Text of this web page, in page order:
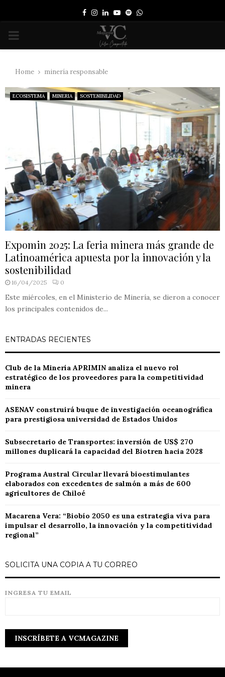
Facebook
Instagram
LinkedinYoutube
SpotifyWhatsapp
PRIMARY
Home minería responsable
ECOSISTEMA MINERIA SOSTENIBILIDAD
Expomin 2025: La feria minera más grande de
Latinoamérica apuesta por la innovación y la
sostenibilidad
16/04/2025 0
Este miércoles, en el Ministerio de Minería, se dieron a conocer
los principales contenidos de...
ENTRADAS RECIENTES
Club de la Minería APRIMIN analiza el nuevo rol
estratégico de los proveedores para la competitividad
minera
ASENAV construirá buque de investigación oceanográfica
para prestigiosa universidad de Estados Unidos
Subsecretario de Transportes: inversión de US$ 270
millones duplicará la capacidad del Biotren hacia 2028
Programa Austral Circular llevará bioestimulantes
elaborados con excedentes de salmón a más de 600
agricultores de Chiloé
Macarena Vera: “Biobío 2050 es una estrategia viva para
impulsar el desarrollo, la innovación y la competitividad
regional”
SOLICITA UNA COPIA A TU CORREO
INGRESA TU EMAIL